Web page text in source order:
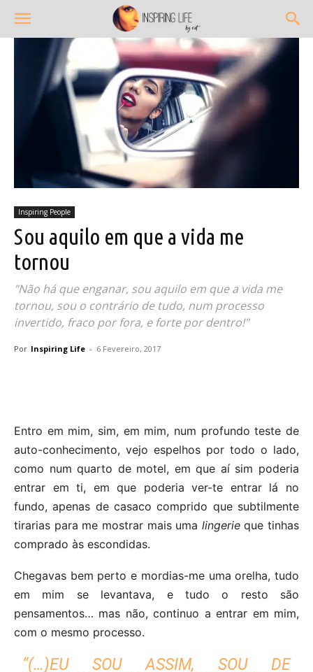
Inspiring People
Sou aquilo em que a vida me
tornou
"Não há que enganar, sou aquilo em que a vida me
tornou, sou o contrário de tudo, num processo
invertido, fraco por fora, e forte por dentro!"
Por Inspiring Life - 6 Fevereiro, 2017
Entro em mim, sim, em mim, num profundo teste de
auto-conhecimento, vejo espelhos por todo o lado,
como num quarto de motel, em que aí sim poderia
entrar em ti, em que poderia ver-te entrar lá no
fundo, apenas de casaco comprido que subtilmente
tirarias para me mostrar mais uma lingerieque tinhas
comprado às escondidas.
Chegavas bem perto e mordias-me uma orelha, tudo
em mim se levantava, e tudo o resto são
pensamentos… mas não, continuo a entrar em mim,
com o mesmo processo.
“(…)EU SOU ASSIM, SOU DE